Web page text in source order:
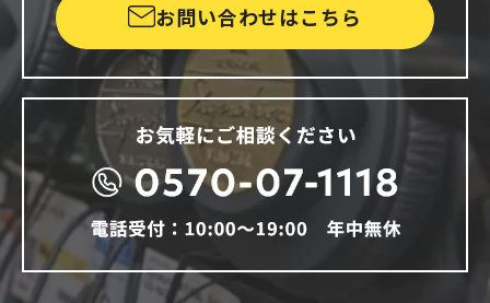
お問い合わせはこちら